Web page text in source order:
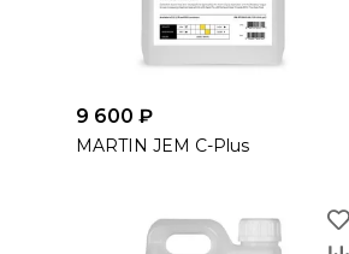
9 600 ₽
MARTIN JEM C-Plus